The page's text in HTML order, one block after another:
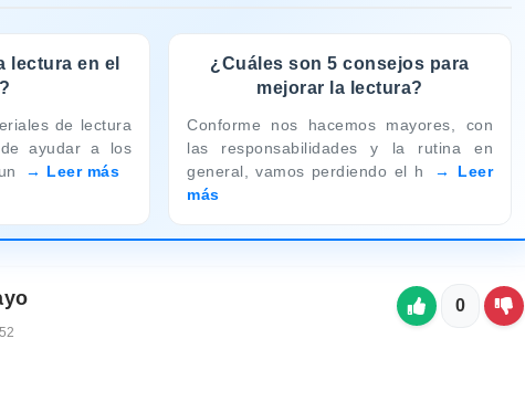
lectura en el
de lectura
ayudar a los
Leer más
¿Cuáles son 5 consejos para
mejorar la lectura?
Conforme nos hacemos mayores, con
las responsabilidades y la rutina en
general, vamos perdiendo el h
Leer
más
0